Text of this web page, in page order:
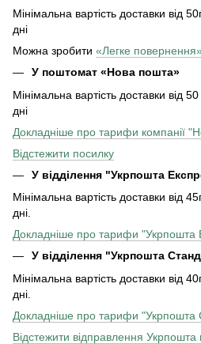
Мінімальна вартість доставки від
дні
Можна зробити «Легке
У поштомат «Нова пошта»
Мінімальна вартість доставки від
дні
Докладніше про тарифи компанії
Відстежити посилку
У відділення "Укрпошта
Мінімальна вартість доставки від
дні.
Докладніше про тарифи "Укрпошта
У відділення "Укрпошта
Мінімальна вартість доставки від
дні.
Докладніше про тарифи "Укрпошта
Відстежити відправлення